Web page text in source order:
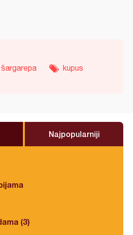
šargarepa
kupus
Najpopularniji
(3)